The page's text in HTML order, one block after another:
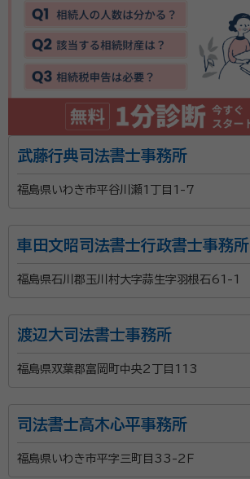
武藤行典司法書士事務所
福島県いわき市平谷川瀬1丁目1-7
車田文昭司法書士行政書士事務所
福島県石川郡玉川村大字蒜生字羽根石61-1
渡辺大司法書士事務所
福島県双葉郡富岡町中央2丁目113
司法書士高木心平事務所
福島県いわき市平字三町目33-2Ｆ